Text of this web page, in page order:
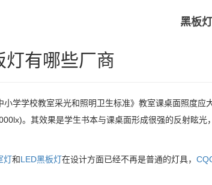
黑板
灯有哪些厂商
小学学校教室采光和照明卫生标准》教室课桌面照度
。其效果是学生书本与课桌面形成很强的反射眩光
灯和LED黑板灯在设计方面已经不再是普通的灯具，